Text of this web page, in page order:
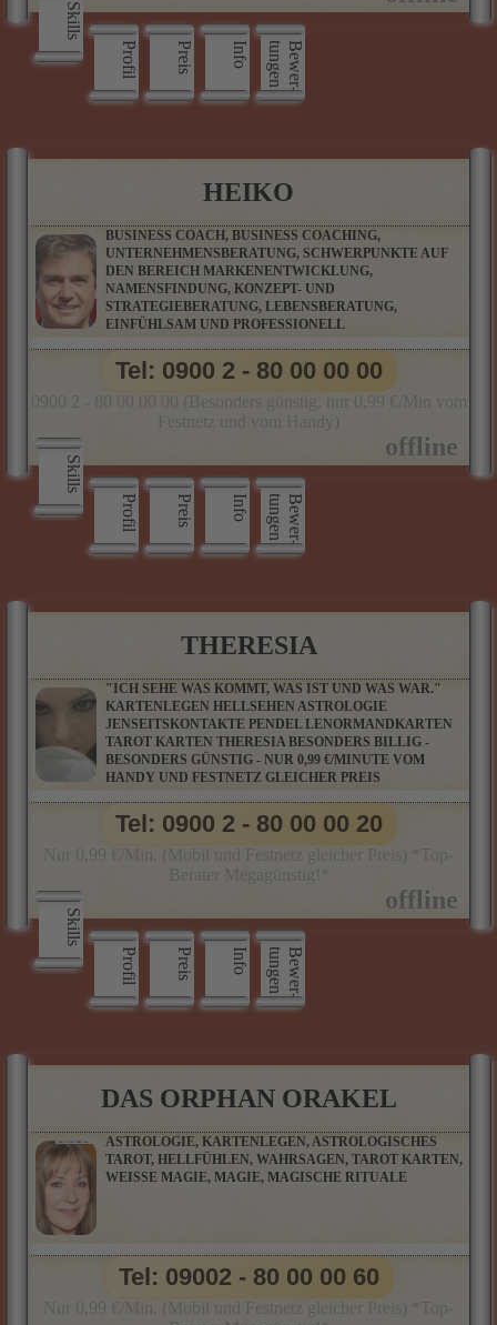
Skills
Profil
Preis Info B
e
w
e
r
­
t
u
n
g
e
n
HEIKO
BUSINESS COACH, BUSINESS COACHING,
UNTERNEHMENSBERATUNG, SCHWERPUNKTE AUF
DEN BEREICH MARKENENTWICKLUNG,
NAMENSFINDUNG, KONZEPT- UND
STRATEGIEBERATUNG, LEBENSBERATUNG,
EINFÜHLSAM UND PROFESSIONELL
Skills
Profil
Preis Info B
e
w
e
r
­
t
u
n
g
e
n
Tel: 0900 2 - 80 00 00 00
THERESIA
"ICH SEHE WAS KOMMT, WAS IST UND WAS WAR."
KARTENLEGEN HELLSEHEN ASTROLOGIE
JENSEITSKONTAKTE PENDEL LENORMANDKARTEN
TAROT KARTEN THERESIA BESONDERS BILLIG -
BESONDERS GÜNSTIG - NUR 0,99 €/MINUTE VOM
HANDY UND FESTNETZ GLEICHER PREIS
Skills
Profil
Preis Info B
e
w
e
r
­
t
u
n
g
e
n
Tel: 0900 2 - 80 00 00 20
DAS ORPHAN ORAKEL
ASTROLOGIE, KARTENLEGEN, ASTROLOGISCHES
TAROT, HELLFÜHLEN, WAHRSAGEN, TAROT KARTEN,
WEISSE MAGIE, MAGIE, MAGISCHE RITUALE
Tel: 09002 - 80 00 00 60